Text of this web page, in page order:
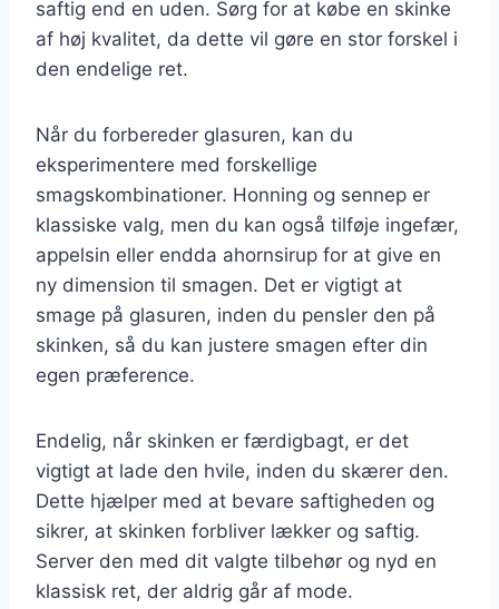
saftig end en uden. Sørg for at købe en skinke
af høj kvalitet, da dette vil gøre en stor forskel i
den endelige ret.
Når du forbereder glasuren, kan du
eksperimentere med forskellige
smagskombinationer. Honning og sennep er
klassiske valg, men du kan også tilføje ingefær,
appelsin eller endda ahornsirup for at give en
ny dimension til smagen. Det er vigtigt at
smage på glasuren, inden du pensler den på
skinken, så du kan justere smagen efter din
egen præference.
Endelig, når skinken er færdigbagt, er det
vigtigt at lade den hvile, inden du skærer den.
Dette hjælper med at bevare saftigheden og
sikrer, at skinken forbliver lækker og saftig.
Server den med dit valgte tilbehør og nyd en
klassisk ret, der aldrig går af mode.